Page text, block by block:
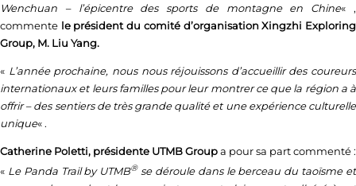
Wenchuan – l’épicentre des sports de montagne en Chine« ,
commente le président du comité d’organisation Xingzhi Exploring
Group, M. Liu Yang.
« L’année prochaine, nous nous réjouissons d’accueillir des coureurs
internationaux et leurs familles pour leur montrer ce que la région a à
offrir – des sentiers de très grande qualité et une expérience culturelle
unique« .
Catherine Poletti, présidente UTMB Groupa pour sa part commenté :
« Le Panda Trail by UTMB®se déroule dans le berceau du taoïsme et